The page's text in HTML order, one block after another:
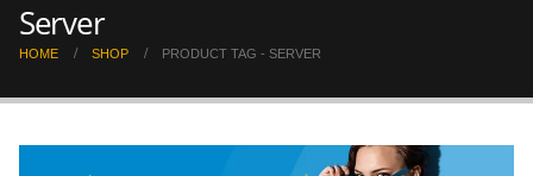
Server
HOME SHOP PRODUCT TAG - SERVER